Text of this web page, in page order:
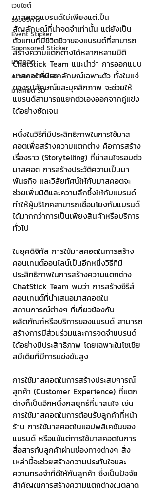
เวบไซต์
รวมบริการ
Event Sticker
Sponsored Sticker
มาสคอต
สติกเกอร์ไลน์ 3D
มาสคอต 3D
มาสคอตแบรนด์ไม่เพียงแต่เป็น
สัญลักษณ์ที่น่าจดจำเท่านั้น แต่ยังเป็น
ตัวแทนที่มีชีวิตชีวาของแบรนด์ที่สามารถ
สร้างความแตกต่างได้หลากหลายมิติ
ChatStick Team แนะนำว่า การออกแบบ
มาสคอตที่มีเอกลักษณ์เฉพาะตัว ทั้งในแง่
ของรูปลักษณ์และบุคลิกภาพ จะช่วยให้
แบรนด์สามารถแยกตัวเองออกจากคู่แข่ง
ได้อย่างชัดเจน
หนึ่งในวิธีที่มีประสิทธิภาพในการใช้มาส
คอตเพื่อสร้างความแตกต่าง คือการสร้าง
เรื่องราว (Storytelling) ที่น่าสนใจรอบตัว
มาสคอต การสร้างประวัติความเป็นมา
พันธกิจ และวิสัยทัศน์ให้กับมาสคอตจะ
ช่วยเพิ่มมิติและความลึกซึ้งให้กับแบรนด์
ทำให้ผู้บริโภคสามารถเชื่อมโยงกับแบรนด์
ได้มากกว่าการเป็นเพียงสินค้าหรือบริการ
ทั่วไป
ในยุคดิจิทัล การใช้มาสคอตในการสร้าง
คอนเทนต์ออนไลน์เป็นอีกหนึ่งวิธีที่มี
ประสิทธิภาพในการสร้างความแตกต่าง
ChatStick Team พบว่า การสร้างซีรีส์
คอนเทนต์ที่นำเสนอมาสคอตใน
สถานการณ์ต่างๆ ที่เกี่ยวข้องกับ
ผลิตภัณฑ์หรือบริการของแบรนด์ สามารถ
สร้างการมีส่วนร่วมและการจดจำแบรนด์
ได้อย่างมีประสิทธิภาพ โดยเฉพาะในโซเชีย
ลมีเดียที่มีการแข่งขันสูง
การใช้มาสคอตในการสร้างประสบการณ์
ลูกค้า (Customer Experience) ที่แตก
ต่างก็เป็นอีกหนึ่งกลยุทธ์ที่น่าสนใจ เช่น
การใช้มาสคอตในการต้อนรับลูกค้าที่หน้า
ร้าน การใช้มาสคอตในแอปพลิเคชันของ
แบรนด์ หรือแม้แต่การใช้มาสคอตในการ
สื่อสารกับลูกค้าผ่านช่องทางต่างๆ สิ่ง
เหล่านี้จะช่วยสร้างความประทับใจและ
ความทรงจำที่ดีให้กับลูกค้า ซึ่งเป็นปัจจัย
สำคัญในการสร้างความแตกต่างในตลาด